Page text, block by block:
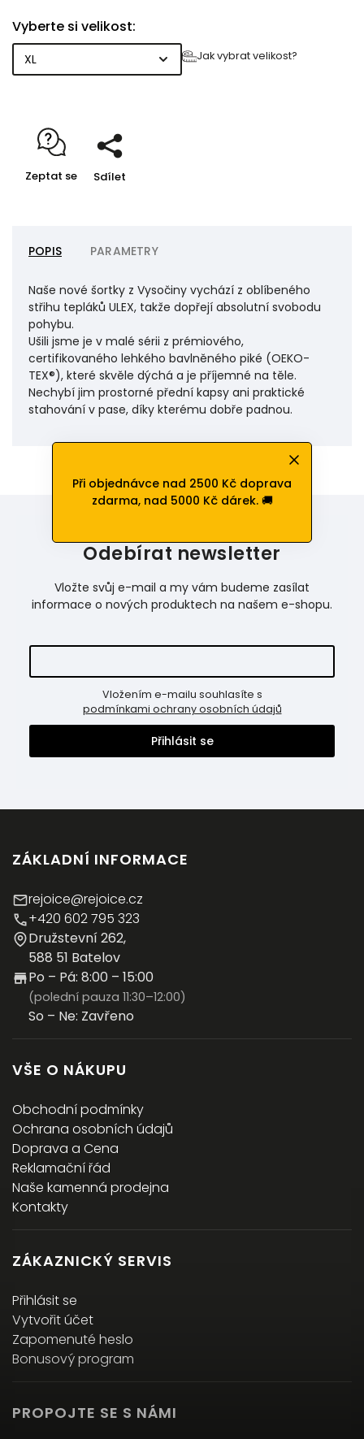
Při objednávce nad 2500 Kč doprava
zdarma, nad 5000 Kč dárek. 🚚
stahování v pase, díky kterému dobře padnou.
Vyberte si velikost:
Jak vybrat velikost?
Zeptat se Sdílet
POPIS PARAMETRY
Naše nové šortky z Vysočiny vychází z oblíbeného
střihu tepláků ULEX, takže dopřejí absolutní svobodu
pohybu.
Ušili jsme je v malé sérii z prémiového,
certifikovaného lehkého bavlněného piké (OEKO-
TEX®), které skvěle dýchá a je příjemné na těle.
Nechybí jim prostorné přední kapsy ani praktické
stahování v pase, díky kterému dobře padnou.
Odebírat newsletter
Vložte svůj e-mail a my vám budeme zasílat
informace o nových produktech na našem e-shopu.
podmínkami ochrany osobních údajů
Přihlásit se
ZÁKLADNÍ INFORMACE
rejoice@rejoice.cz
+420 602 795 323
Družstevní 262,
588 51 Batelov
Po – Pá: 8:00 – 15:00
(polední pauza 11:30–12:00)
So – Ne: Zavřeno
VŠE O NÁKUPU
Obchodní podmínky
Ochrana osobních údajů
Doprava a Cena
Reklamační řád
Naše kamenná prodejna
Kontakty
ZÁKAZNICKÝ SERVIS
Přihlásit se
Vytvořit účet
Zapomenuté heslo
Bonusový program
PROPOJTE SE S NÁMI